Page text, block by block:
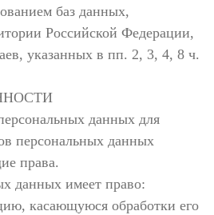
баз данных,
Российской Федерации,
указанных в пп. 2, 3, 4, 8 ч.
данных для
персональных данных
права.
данных имеет право:
касающуюся обработки его